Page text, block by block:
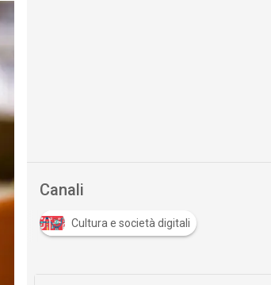
Canali
Cultura e società digitali